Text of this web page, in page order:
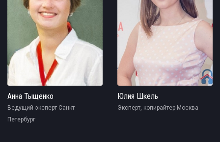
Анна Тыщенко
Ведущий эксперт Санкт-
Петербург
Юлия Шкель
Эксперт, копирайтер Москва